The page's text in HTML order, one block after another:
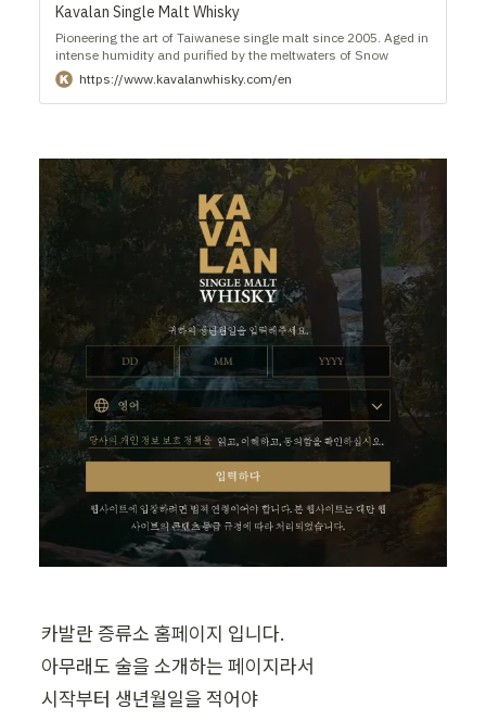
Kavalan Single Malt Whisky
Pioneering the art of Taiwanese single malt since 2005. Aged in
intense humidity and purified by the meltwaters of Snow
Mountain in Yilan, Taiwan.
https://www.kavalanwhisky.com/en
카발란 증류소 홈페이지 입니다.
아무래도 술을 소개하는 페이지라서
시작부터 생년월일을 적어야